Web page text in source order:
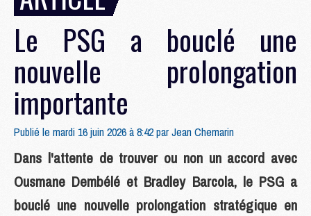
Le PSG a bouclé une
nouvelle prolongation
importante
Publié le mardi 16 juin 2026 à 8:42 parJean Chemarin
Dans l'attente de trouver ou non un accord avec
Ousmane Dembélé et Bradley Barcola, le PSG a
bouclé une nouvelle prolongation stratégique en